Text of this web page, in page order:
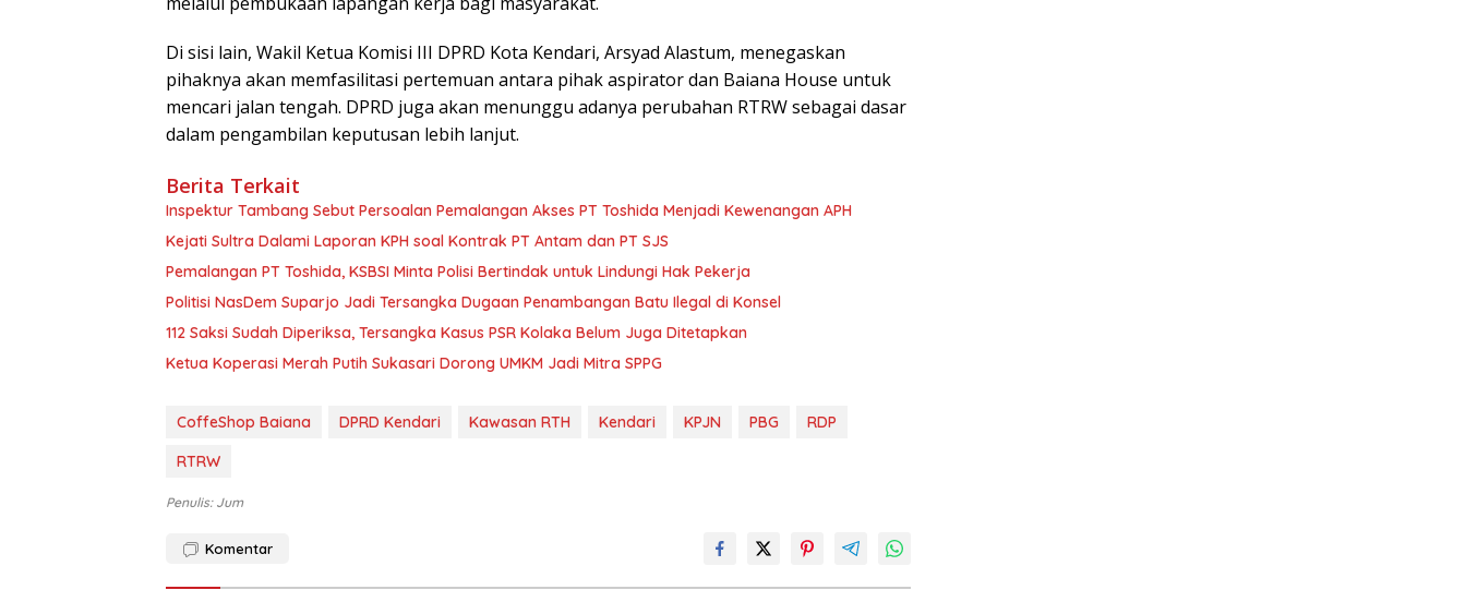
Di sisi lain, Wakil Ketua Komisi III DPRD Kota Kendari, Arsyad Alastum, menegaskan
pihaknya akan memfasilitasi pertemuan antara pihak aspirator dan Baiana House untuk
mencari jalan tengah. DPRD juga akan menunggu adanya perubahan RTRW sebagai dasar
dalam pengambilan keputusan lebih lanjut.
Berita Terkait
Inspektur Tambang Sebut Persoalan Pemalangan Akses PT Toshida Menjadi Kewenangan APH
Kejati Sultra Dalami Laporan KPH soal Kontrak PT Antam dan PT SJS
Pemalangan PT Toshida, KSBSI Minta Polisi Bertindak untuk Lindungi Hak Pekerja
Politisi NasDem Suparjo Jadi Tersangka Dugaan Penambangan Batu Ilegal di Konsel
112 Saksi Sudah Diperiksa, Tersangka Kasus PSR Kolaka Belum Juga Ditetapkan
Ketua Koperasi Merah Putih Sukasari Dorong UMKM Jadi Mitra SPPG
CoffeShop Baiana DPRD Kendari Kawasan RTH Kendari KPJN PBG
RDP
RTRW
Penulis: Jum
Komentar